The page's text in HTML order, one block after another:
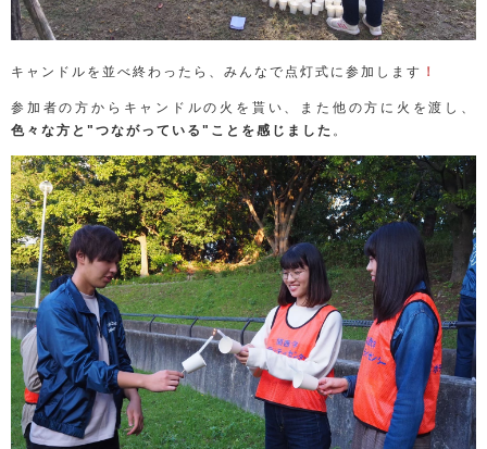
キャンドルを並べ終わったら、みんなで点灯式に参加します ！
参加者の方からキャンドルの火を貰い、また他の方に火を渡し、
色々な方と"つながっている"ことを感じました 。